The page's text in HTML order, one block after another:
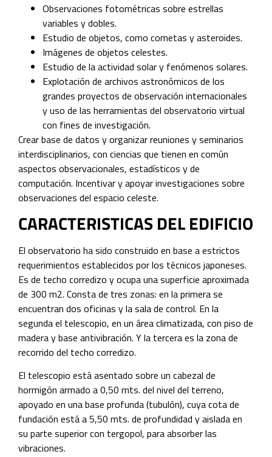
Observaciones fotométricas sobre estrellas
variables y dobles.
Estudio de objetos, como cometas y asteroides.
Imágenes de objetos celestes.
Estudio de la actividad solar y fenómenos solares.
Explotación de archivos astronómicos de los
grandes proyectos de observación internacionales
y uso de las herramientas del observatorio virtual
con fines de investigación.
Crear base de datos y organizar reuniones y seminarios
interdisciplinarios, con ciencias que tienen en común
aspectos observacionales, estadísticos y de
computación. Incentivar y apoyar investigaciones sobre
observaciones del espacio celeste.
CARACTERISTICAS DEL EDIFICIO
El observatorio ha sido construido en base a estrictos
requerimientos establecidos por los técnicos japoneses.
Es de techo corredizo y ocupa una superficie aproximada
de 300 m2. Consta de tres zonas: en la primera se
encuentran dos oficinas y la sala de control. En la
segunda el telescopio, en un área climatizada, con piso de
madera y base antivibración. Y la tercera es la zona de
recorrido del techo corredizo.
El telescopio está asentado sobre un cabezal de
hormigón armado a 0,50 mts. del nivel del terreno,
apoyado en una base profunda (tubulón), cuya cota de
fundación está a 5,50 mts. de profundidad y aislada en
su parte superior con tergopol, para absorber las
vibraciones.